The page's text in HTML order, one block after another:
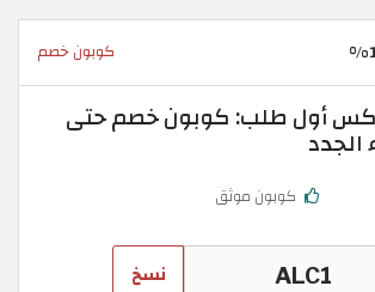
كوبون خصم
أول طلب: كوبون خصم حتى
كوبون موثق
نسخ